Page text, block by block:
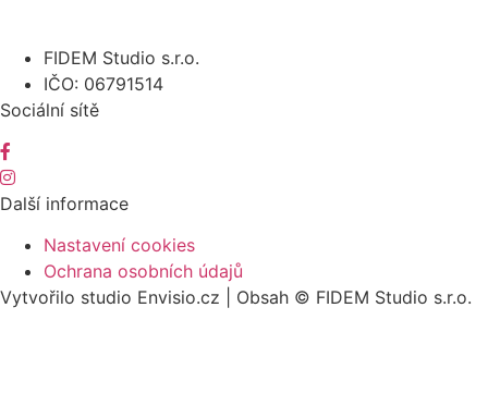
FIDEM Studio s.r.o.
IČO: 06791514
Sociální sítě
Další informace
Nastavení cookies
Ochrana osobních údajů
Vytvořilo studio Envisio.cz | Obsah © FIDEM Studio s.r.o.